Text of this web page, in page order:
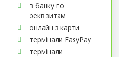
в банку по
реквізитам
онлайн з карти
термінали EasyPay
термінали